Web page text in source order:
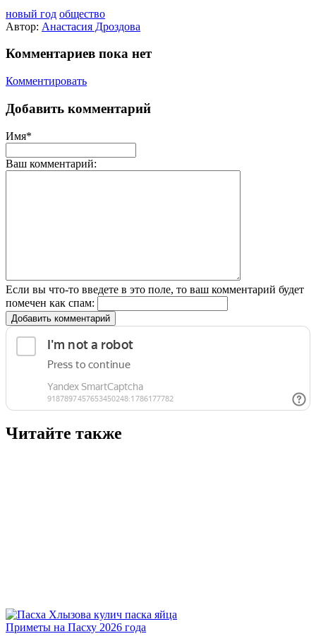
новый год общество
Автор: Анастасия Дроздова
Комментариев пока нет
Комментировать
Добавить комментарий
Имя*
Ваш комментарий:
Если вы что-то введете в это поле, то ваш комментарий будет
помечен как спам:
Добавить комментарий
Читайте также
Приметы на Пасху 2026 года